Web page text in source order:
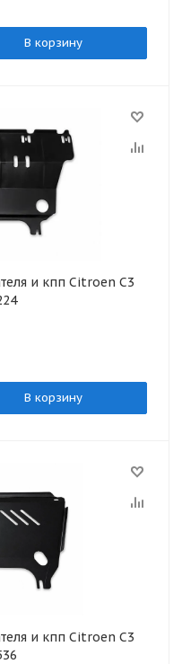
В корзину
и кпп Citroen C3
В корзину
и кпп Citroen C3